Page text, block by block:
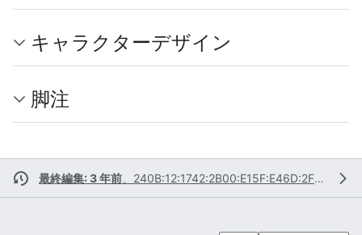
キャラクターデザイン
脚注
最終編集: 3 年前 240B:12:1742:2B00:E15F:E46D:2F58:C6A5